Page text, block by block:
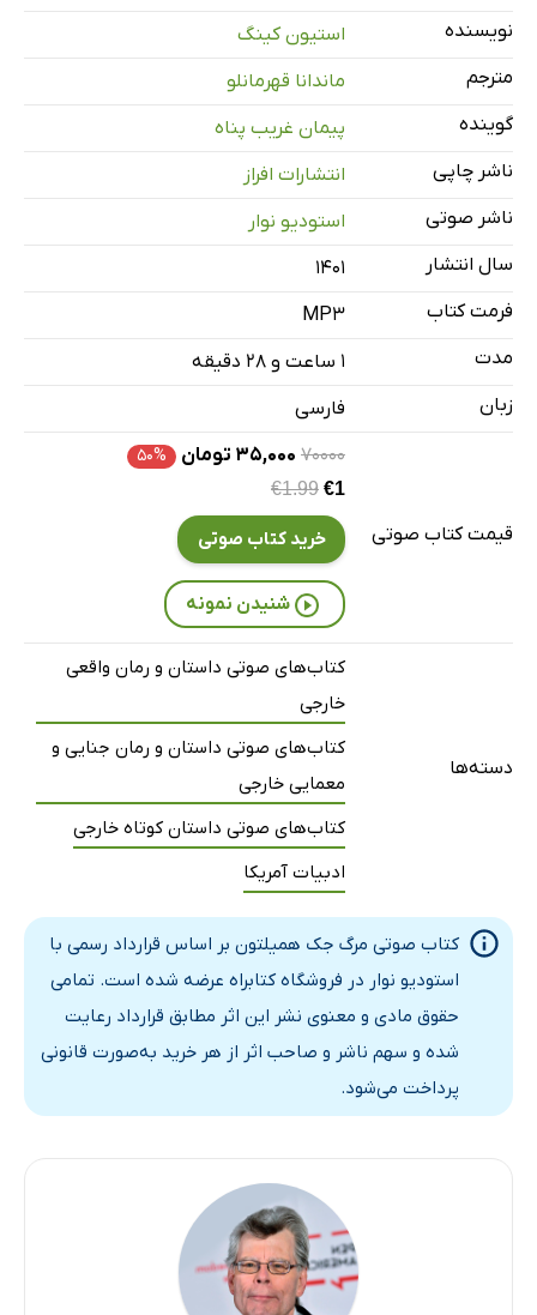
مرگ جک همیلتون
نویسنده
استیون کینگ
مترجم
ماندانا قهرمانلو
گوینده
پیمان غریب پناه
ناشر چاپی
انتشارات افراز
ناشر صوتی
استودیو نوار
سال انتشار
۱۴۰۱
فرمت کتاب
MP3
مدت
۱ ساعت و ۲۸ دقیقه
زبان
فارسی
قیمت کتاب صوتی
۷۰۰۰۰ ۳۵,۰۰۰ تومان ۵۰%
€1.99 €1
خرید کتاب صوتی
شنیدن نمونه
دسته‌ها
کتاب‌های صوتی داستان و رمان واقعی
خارجی
کتاب‌های صوتی داستان و رمان جنایی و
معمایی خارجی
کتاب‌های صوتی داستان کوتاه خارجی
ادبیات آمریکا
کتاب صوتی مرگ جک همیلتون بر اساس قرارداد رسمی با
استودیو نوار در فروشگاه کتابراه عرضه شده است. تمامی
حقوق مادی و معنوی نشر این اثر مطابق قرارداد رعایت
شده و سهم ناشر و صاحب اثر از هر خرید به‌صورت قانونی
پرداخت می‌شود.